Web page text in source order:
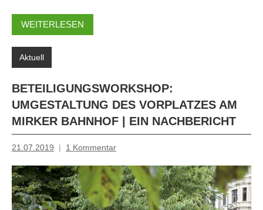
WEITERLESEN
Aktuell
BETEILIGUNGSWORKSHOP:
UMGESTALTUNG DES VORPLATZES AM
MIRKER BAHNHOF | EIN NACHBERICHT
21.07.2019
Mosche
1 Kommentar